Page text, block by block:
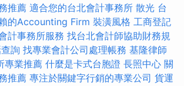
推薦 適合您的台北會計事務所 散光 台
的Accounting Firm 裝潢風格 工商登記
計事務所服務 找台北會計師協助財務規
詢 找專業會計公司處理帳務 基隆律師
專業推薦 什麼是卡式台胞證 長照中心 關
推薦 專注於關鍵字行銷的專業公司 貨運